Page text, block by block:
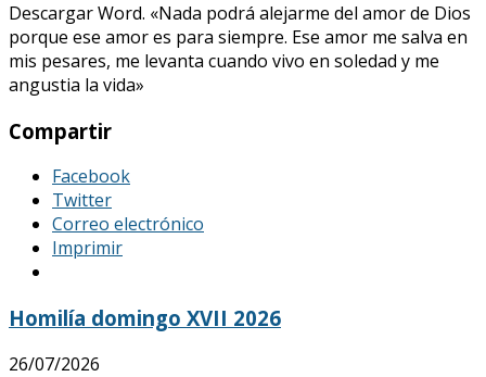
Descargar Word. «Nada podrá alejarme del amor de Dios
porque ese amor es para siempre. Ese amor me salva en
mis pesares, me levanta cuando vivo en soledad y me
angustia la vida»
Compartir
Facebook
Twitter
Correo electrónico
Imprimir
Homilía domingo XVII 2026
26/07/2026